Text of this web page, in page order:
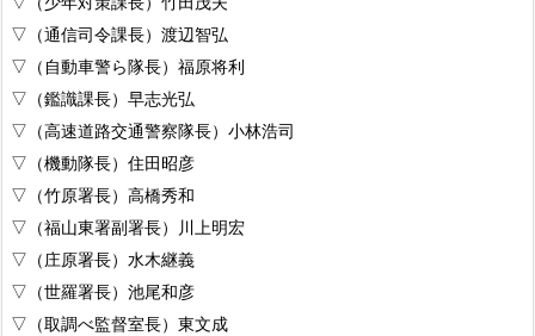
▽（通信司令課長）渡辺智弘
▽（自動車警ら隊長）福原将利
▽（鑑識課長）早志光弘
▽（高速道路交通警察隊長）小林浩司
▽（機動隊長）住田昭彦
▽（竹原署長）高橋秀和
▽（福山東署副署長）川上明宏
▽（庄原署長）水木継義
▽（世羅署長）池尾和彦
▽（取調べ監督室長）東文成